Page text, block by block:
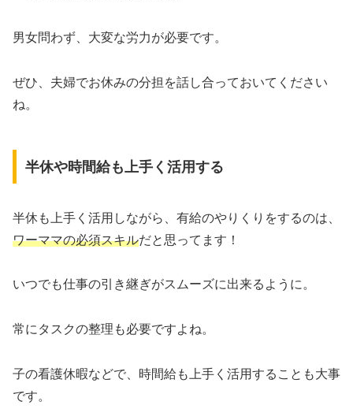
男女問わず、大変な労力が必要です。
ぜひ、夫婦でお休みの分担を話し合っておいてください
ね。
半休や時間給も上手く活用する
半休も上手く活用しながら、有給のやりくりをするのは、
ワーママの必須スキルだと思ってます！
いつでも仕事の引き継ぎがスムーズに出来るように。
常にタスクの整理も必要ですよね。
子の看護休暇などで、時間給も上手く活用することも大事
です。